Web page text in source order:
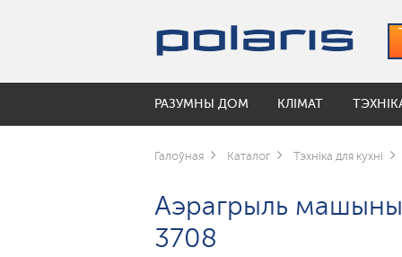
РАЗУМНЫ ДОМ
УМНЫЕ ВЕРТИКАЛЬНЫЕ
РАЗУМНЫЯ РОБАТЫ-ПЫЛАСОСЫ
КЛІМАТ
Аксэсуары для ўвільгатняльнікаў
ПАВЕТРААЧЫШЧАЛЬНІКІ
Кавамолкі
Чайнікі
Коллекция посуды Monolit
Коллекция посуды Solid
Ирригаторы
ШАЛІ ПАДЛОГАВЫЯ
Галоўная Каталог Тэхніка для кухні
Аэрагрыль машыны
3708